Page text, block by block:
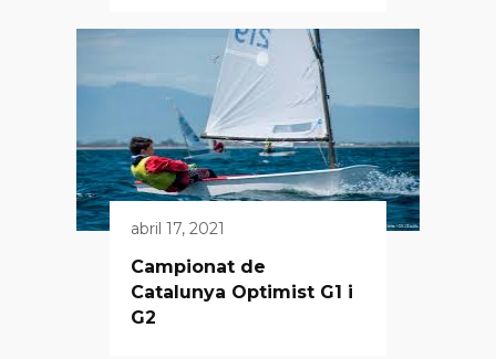
abril 17, 2021
Campionat de
Catalunya Optimist G1 i
G2